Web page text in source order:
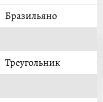
Бразильяно
Треугольник